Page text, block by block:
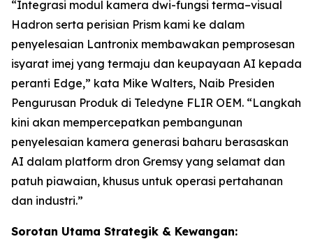
“Integrasi modul kamera dwi-fungsi terma–visual
Hadron serta perisian Prism kami ke dalam
penyelesaian Lantronix membawakan pemprosesan
isyarat imej yang termaju dan keupayaan AI kepada
peranti Edge,” kata Mike Walters, Naib Presiden
Pengurusan Produk di Teledyne FLIR OEM. “Langkah
kini akan mempercepatkan pembangunan
penyelesaian kamera generasi baharu berasaskan
AI dalam platform dron Gremsy yang selamat dan
patuh piawaian, khusus untuk operasi pertahanan
dan industri.”
Sorotan Utama Strategik & Kewangan: